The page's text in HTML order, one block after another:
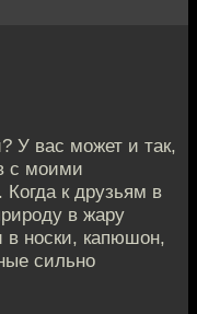
У вас может и так,
с моими
к друзьям в
в жару
в носки, капюшон,
сильно